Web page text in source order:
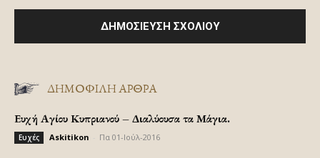
ΔΗΜΟΦΙΛΗ ΑΡΘΡΑ
Ευχή Αγίου Κυπριανού – Διαλύουσα τα Μάγια.
Ευχές Askitikon Πα 01-Ιούλ-2016